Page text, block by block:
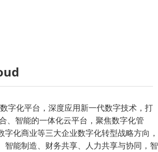
字化平台，深度应用新一代数字技术，打
、智能的一体化云平台，聚焦数字化管
字化商业等三大企业数字化转型战略方向，
智能制造、财务共享、人力共享与协同，智